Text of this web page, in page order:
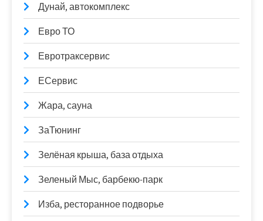
Дунай, автокомплекс
Евро ТО
Евротраксервис
ЕСервис
Жара, сауна
ЗаТюнинг
Зелёная крыша, база отдыха
Зеленый Мыс, барбекю-парк
Изба, ресторанное подворье